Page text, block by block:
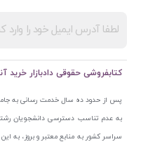
کتابفروشی حقوقی دادبازار خرید
پس از حدود ده سال خدمت رسانی به
به عدم تناسب دسترسی دانشجویان
سراسر کشور به منابع معتبر و بروز، به